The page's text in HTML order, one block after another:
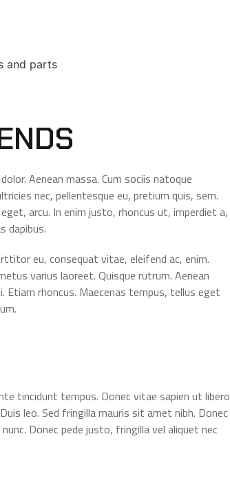
Aenean massa. Cum sociis natoque
nec, pellentesque eu, pretium quis, sem.
arcu. In enim justo, rhoncus ut, imperdiet a,
dapibus.
eu, consequat vitae, eleifend ac, enim.
varius laoreet. Quisque rutrum. Aenean
Etiam rhoncus. Maecenas tempus, tellus eget
tincidunt tempus. Donec vitae sapien ut libero
leo. Sed fringilla mauris sit amet nibh. Donec
Donec pede justo, fringilla vel aliquet nec